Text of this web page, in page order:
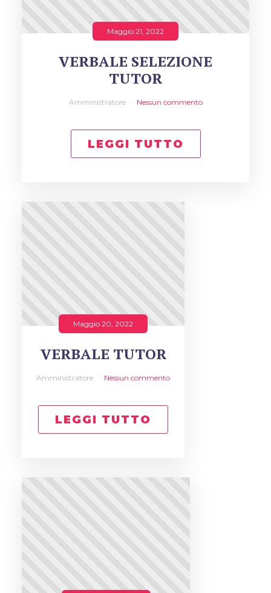
Maggio 21, 2022
VERBALE SELEZIONE
TUTOR
Amministratore Nessun commento
LEGGI TUTTO
Maggio 20, 2022
VERBALE TUTOR
Amministratore Nessun commento
LEGGI TUTTO